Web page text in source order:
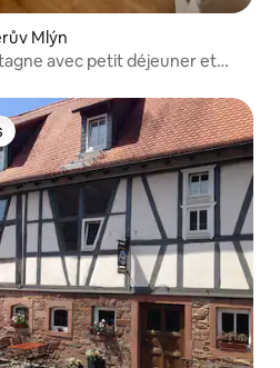
Mlýn
avec petit déjeuner et